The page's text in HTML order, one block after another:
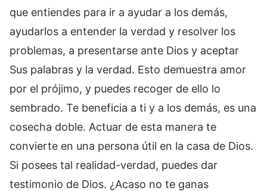
que entiendes para ir a ayudar a los demás,
ayudarlos a entender la verdad y resolver los
problemas, a presentarse ante Dios y aceptar
Sus palabras y la verdad. Esto demuestra amor
por el prójimo, y puedes recoger de ello lo
sembrado. Te beneficia a ti y a los demás, es una
cosecha doble. Actuar de esta manera te
convierte en una persona útil en la casa de Dios.
Si posees tal realidad-verdad, puedes dar
testimonio de Dios. ¿Acaso no te ganas